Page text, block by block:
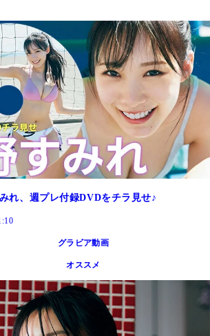
れ、週プレ付録DVDをチラ見せ♪
グラビア動画
オススメ